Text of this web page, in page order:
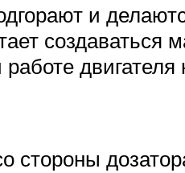
и
создаваться